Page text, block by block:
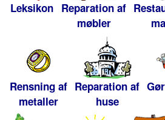
Leksikon Reparation af
møbler
Rensning af
metaller
Reparation af
huse